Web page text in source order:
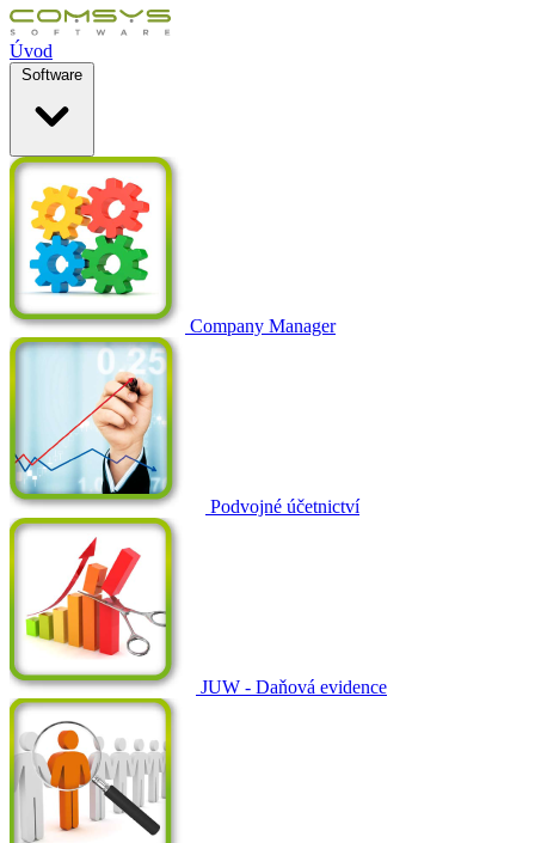
Úvod
Software
Company Manager
Podvojné účetnictví
JUW - Daňová evidence